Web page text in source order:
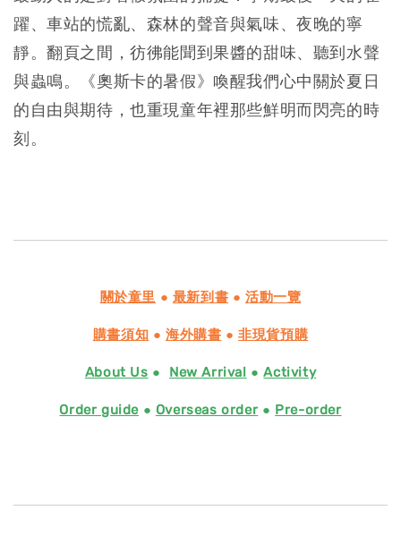
躍、車站的慌亂、森林的聲音與氣味、夜晚的寧
靜。翻頁之間，彷彿能聞到果醬的甜味、聽到水聲
與蟲鳴。《奧斯卡的暑假》喚醒我們心中關於夏日
的自由與期待，也重現童年裡那些鮮明而閃亮的時
刻。
關於童里 ● 最新到書 ●活動一覽
購書須知 ● 海外購書 ●非現貨預購
About Us ● New Arrival ●Activity
Order guide ● Overseas order● Pre-order